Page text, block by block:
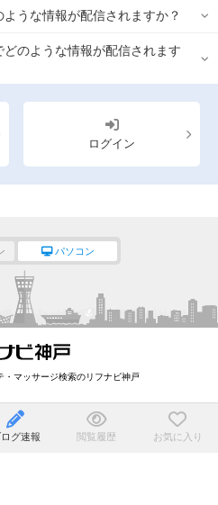
うな情報が配信されますか？
のような情報が配信されます
ログイン
パソコン
マッサージ検索のリフナビ神戸
グ速報 閲覧履歴 お気に入り